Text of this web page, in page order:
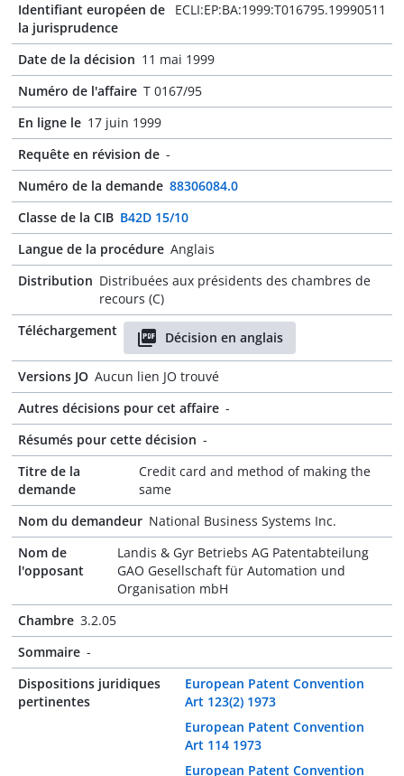
Identifiant européen de
la jurisprudence
ECLI:EP:BA:1999:T016795.19990511
Date de la décision 11 mai 1999
Numéro de l'affaire T 0167/95
En ligne le 17 juin 1999
Requête en révision de -
Numéro de la demande 88306084.0
Classe de la CIB B42D 15/10
Langue de la procédure Anglais
Distribution Distribuées aux présidents des chambres de
recours (C)
Téléchargement
Décision en anglais
Versions JO Aucun lien JO trouvé
Autres décisions pour cet affaire -
Résumés pour cette décision -
Titre de la
demande
Credit card and method of making the
same
Nom du demandeur National Business Systems Inc.
Nom de
l'opposant
Landis & Gyr Betriebs AG Patentabteilung
GAO Gesellschaft für Automation und
Organisation mbH
Chambre 3.2.05
Sommaire -
Dispositions juridiques
pertinentes
European Patent Convention
Art 123(2) 1973
European Patent Convention
Art 114 1973
European Patent Convention